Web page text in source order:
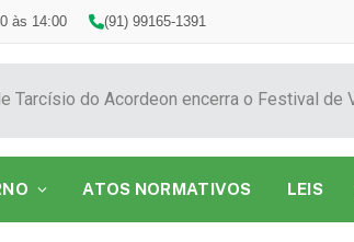
às 14:00 (91) 99165-1391
ATOS NORMATIVOS LEIS